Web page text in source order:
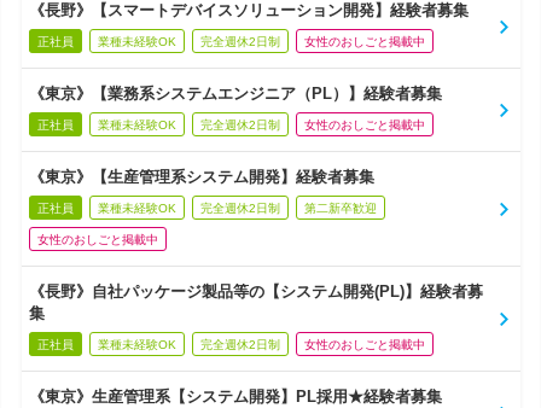
《長野》【スマートデバイスソリューション開発】経験者募集
正社員 業種未経験OK 完全週休2日制 女性のおしごと掲載中
《東京》【業務系システムエンジニア（PL）】経験者募集
正社員 業種未経験OK 完全週休2日制 女性のおしごと掲載中
《東京》【生産管理系システム開発】経験者募集
正社員 業種未経験OK 完全週休2日制 第二新卒歓迎
女性のおしごと掲載中
《長野》自社パッケージ製品等の【システム開発(PL)】経験者募
集
正社員 業種未経験OK 完全週休2日制 女性のおしごと掲載中
《東京》生産管理系【システム開発】PL採用★経験者募集